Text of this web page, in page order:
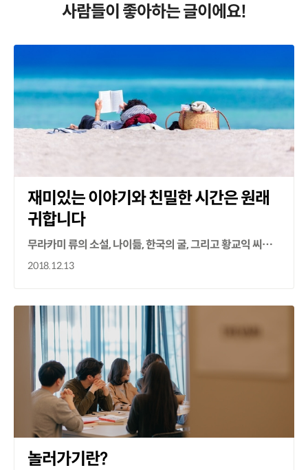
사람들이 좋아하는 글이에요!
재미있는 이야기와 친밀한 시간은 원래
귀합니다
무라카미 류의 소설, 나이듦, 한국의 굴, 그리고 황교익 씨에 관한 대화
2018.12.13
놀러가기란?